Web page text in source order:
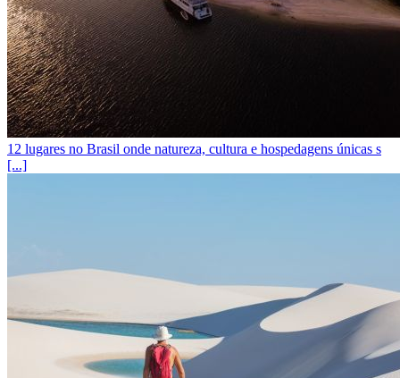
12 lugares no Brasil onde natureza, cultura e hospedagens únicas s
[...]